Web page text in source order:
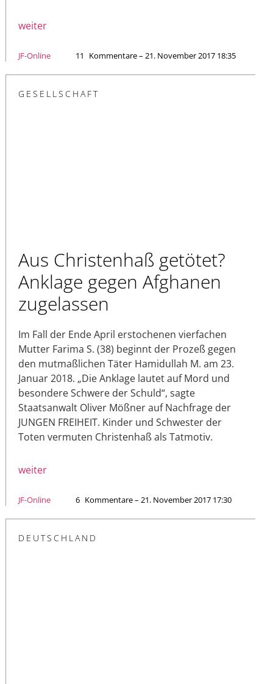
weiter
JF-Online 11 Kommentare – 21. November 2017 18:35
GESELLSCHAFT
Aus Christenhaß getötet?
Anklage gegen Afghanen
zugelassen
Im Fall der Ende April erstochenen vierfachen
Mutter Farima S. (38) beginnt der Prozeß gegen
den mutmaßlichen Täter Hamidullah M. am 23.
Januar 2018. „Die Anklage lautet auf Mord und
besondere Schwere der Schuld“, sagte
Staatsanwalt Oliver Mößner auf Nachfrage der
JUNGEN FREIHEIT. Kinder und Schwester der
Toten vermuten Christenhaß als Tatmotiv.
weiter
JF-Online 6 Kommentare – 21. November 2017 17:30
DEUTSCHLAND